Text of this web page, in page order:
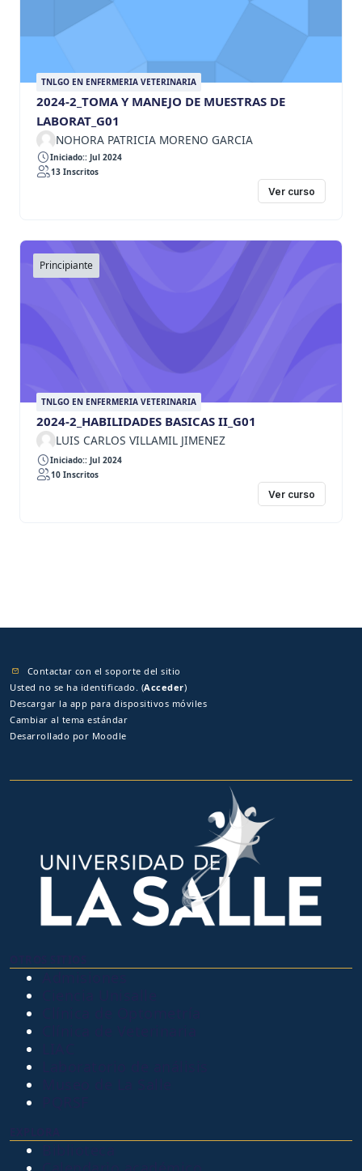
TNLGO EN ENFERMERIA VETERINARIA
2024-2_TOMA Y MANEJO DE MUESTRAS DE
LABORAT_G01
NOHORA PATRICIA MORENO GARCIA
Iniciado:: Jul 2024
13 Inscritos
Ver curso
Principiante
TNLGO EN ENFERMERIA VETERINARIA
2024-2_HABILIDADES BASICAS II_G01
LUIS CARLOS VILLAMIL JIMENEZ
Iniciado:: Jul 2024
10 Inscritos
Ver curso
Contactar con el soporte del sitio
Usted no se ha identificado. (Acceder)
Descargar la app para dispositivos móviles
Cambiar al tema estándar
Desarrollado por Moodle